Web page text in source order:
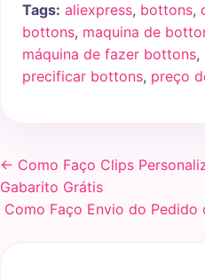
Tags: aliexpress, bottons,
bottons, maquina de
máquina de fazer bottons,
precificar bottons, preço
← Como Faço Clips
Gabarito Grátis
Como Faço Envio do